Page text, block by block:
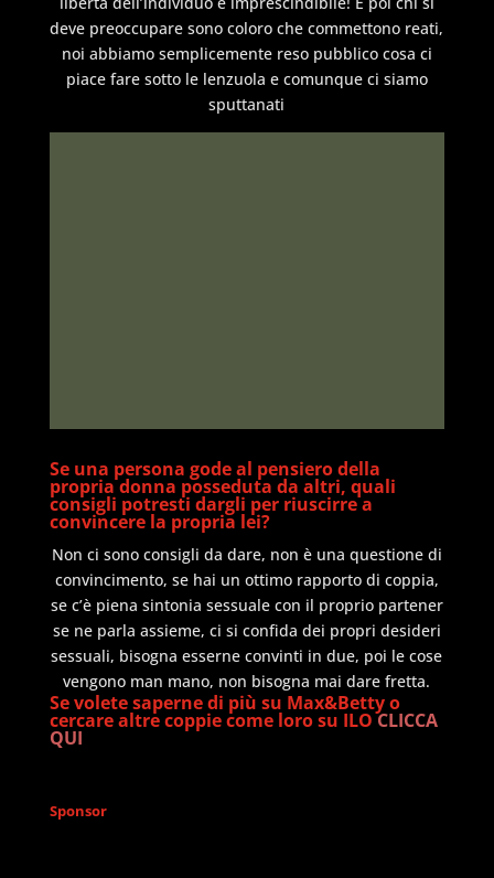
deve preoccupare sono coloro che commettono reati,
noi abbiamo semplicemente reso pubblico cosa ci
piace fare sotto le lenzuola e comunque ci siamo
sputtanati
Se una persona gode al pensiero della
propria donna posseduta da altri, quali
consigli potresti dargli per riuscirre a
convincere la propria lei?
Non ci sono consigli da dare, non è una questione di
convincimento, se hai un ottimo rapporto di coppia,
se c’è piena sintonia sessuale con il proprio partener
se ne parla assieme, ci si confida dei propri desideri
sessuali, bisogna esserne convinti in due, poi le cose
vengono man mano, non bisogna mai dare fretta.
Se volete saperne di più su Max&Betty o
cercare altre coppie come loro su ILOCLICCA
QUI
Sponsor